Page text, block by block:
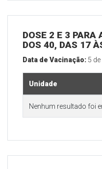
DOSE 2 E 3 PARA
DOS 40, DAS 17
Data de Vacinação: 5
Unidade
Nenhum resultado foi